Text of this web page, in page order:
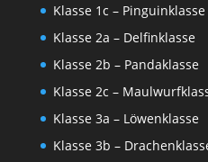
Klasse 1c – Pinguinklasse
Klasse 2a – Delfinklasse
Klasse 2b – Pandaklasse
Klasse 2c –
Klasse 3a – Löwenklasse
Klasse 3b –